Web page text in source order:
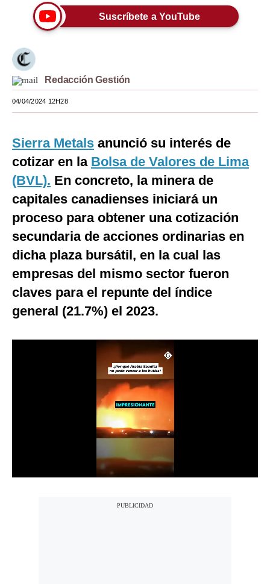
Lujo
Moda
Estilos
Mundo
México
España
Internacional
Club del Suscriptor
Mix
G de Gestión
gestion.pe
Suscríbete a YouTube
Redacción Gestión
04/04/2024 12H28
Sierra Metals anunció su interés de
cotizar en la Bolsa de Valores de Lima
(BVL). En concreto, la minera de
capitales canadienses iniciará un
proceso para obtener una cotización
secundaria de acciones ordinarias en
dicha plaza bursátil, en la cual las
empresas del mismo sector fueron
claves para el repunte del índice
general (21.7%) el 2023.